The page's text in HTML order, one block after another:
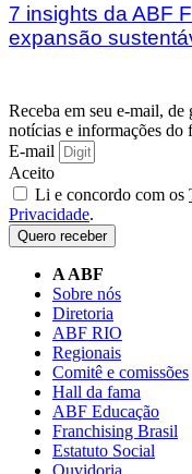
7 insights da ABF
expansão
Receba em seu e-mail,
notícias e informações do
E-mail
Aceito
Li e concordo com os
Privacidade.
Quero receber
A ABF
Sobre nós
Diretoria
ABF RIO
Regionais
Comitê e comissões
Hall da fama
ABF Educação
Franchising Brasil
Estatuto Social
Ouvidoria